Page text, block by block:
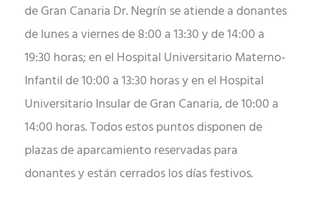
de Gran Canaria Dr. Negrín se atiende a donantes
de lunes a viernes de 8:00 a 13:30 y de 14:00 a
19:30 horas; en el Hospital Universitario Materno-
Infantil de 10:00 a 13:30 horas y en el Hospital
Universitario Insular de Gran Canaria, de 10:00 a
14:00 horas. Todos estos puntos disponen de
plazas de aparcamiento reservadas para
donantes y están cerrados los días festivos.